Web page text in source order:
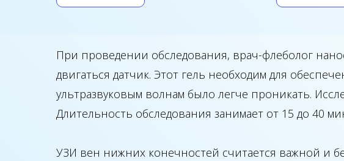
При проведении обследования, врач-флеболог
двигаться датчик. Этот гель необходим для
ультразвуковым волнам было легче проникать.
Длительность обследования занимает от 15 до 40
УЗИ вен нижних конечностей считается важной и